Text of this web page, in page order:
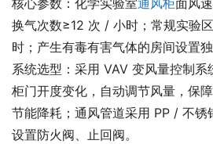
核心参数：化学实验室通风柜面风
换气次数≥12 次 / 小时；常规实验
时；产生有毒有害气体的房间设置独
系统选型：采用 VAV 变风量控制系
柜门开度变化，自动调节风量，保
节能降耗；通风管道采用 PP / 不锈
设置防火阀、止回阀。